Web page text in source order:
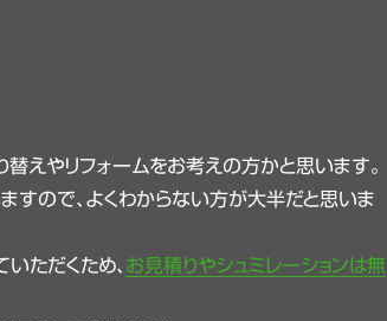
えやリフォームをお考えの方かと思います。
すので、よくわからない方が大半だと思いま
ただくため、 お見積りやシュミレーションは無